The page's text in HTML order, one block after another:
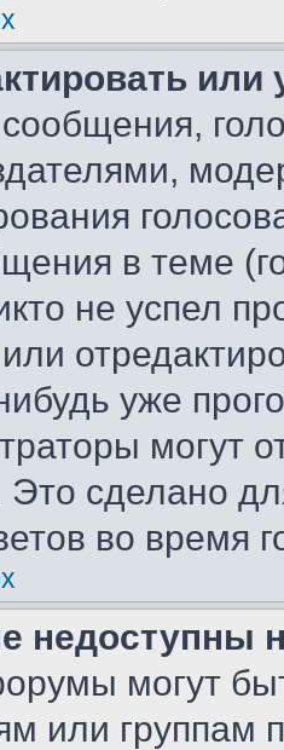
в теме
не успел
уже
могут
Это сделано
во время
недоступны
могут
или группам